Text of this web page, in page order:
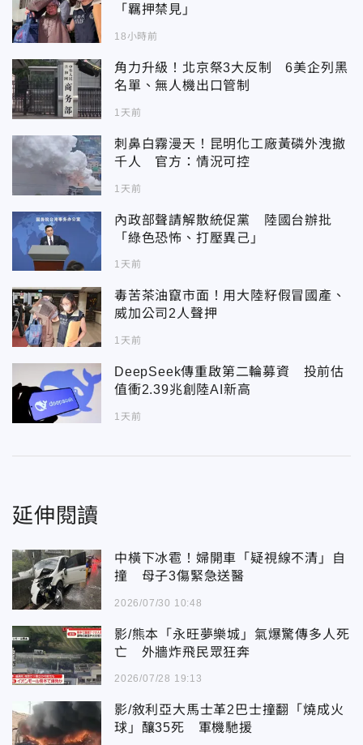
「羈押禁見」
18小時前
角力升級！北京祭3大反制 6美企列黑
名單、無人機出口管制
1天前
刺鼻白霧漫天！昆明化工廠黃磷外洩撤
千人 官方：情況可控
1天前
內政部聲請解散統促黨 陸國台辦批
「綠色恐怖、打壓異己」
1天前
毒苦茶油竄市面！用大陸籽假冒國產、
威加公司2人聲押
1天前
DeepSeek傳重啟第二輪募資 投前估
值衝2.39兆創陸AI新高
1天前
延伸閱讀
中橫下冰雹！婦開車「疑視線不清」自
撞 母子3傷緊急送醫
2026/07/30 10:48
影/熊本「永旺夢樂城」氣爆驚傳多人死
亡 外牆炸飛民眾狂奔
2026/07/28 19:13
影/敘利亞大馬士革2巴士撞翻「燒成火
球」釀35死 軍機馳援